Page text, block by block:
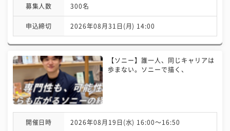
募集人数 300名
申込締切 2026年08月31日(月) 14:00
【ソニー】誰一人、同じキャリアは
歩まない。ソニーで描く、
開催日時 2026年08月19日(水) 16:00〜16:50